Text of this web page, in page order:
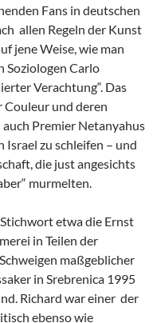
Fans in deutschen
allen Regeln der Kunst
jene Weise, wie man
Soziologen Carlo
Verachtung“. Das
und deren
auch Premier Netanyahus
Israel zu schleifen – und
die just angesichts
murmelten.
etwa die Ernst
in Teilen der
maßgeblicher
in Srebrenica 1995
Richard war einer der
ebenso wie